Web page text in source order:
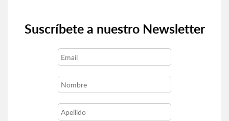
Suscríbete a nuestro Newsletter